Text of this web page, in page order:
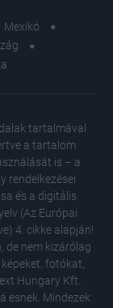
Mexikó
tartalmával
a tartalom
is – a
rendelkezései
és a digitális
(Az Európai
4. cikke alapján!
de nem kizárólag
fotókat,
Hungary Kft.
esnek. Mindezek